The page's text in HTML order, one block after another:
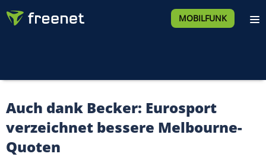
MOBILFUNK
Auch dank Becker: Eurosport
verzeichnet bessere Melbourne-
Quoten